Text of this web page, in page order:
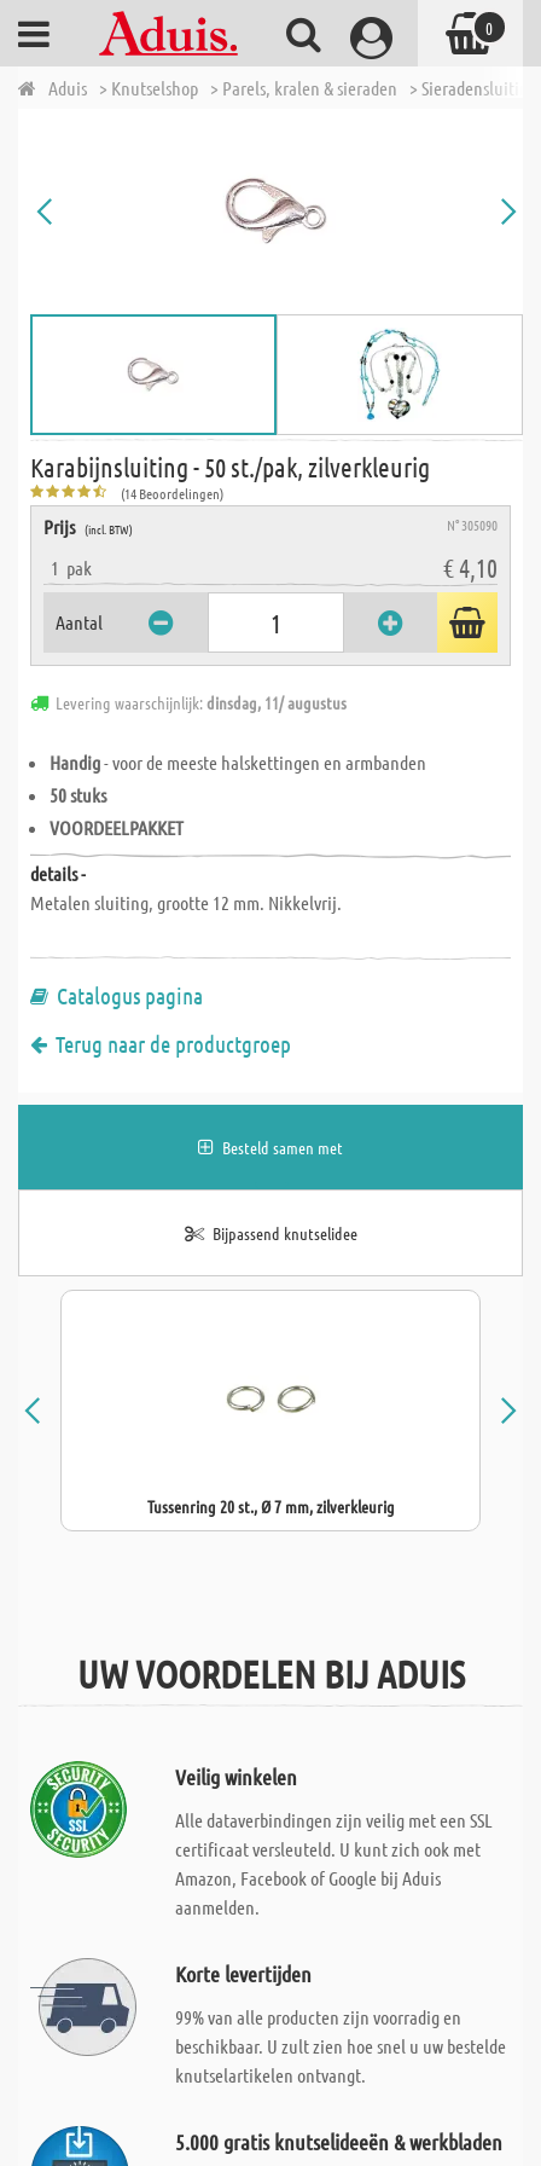
Aduis > Knutselshop > Parels, kralen & sieraden >
Karabijnsluiting - 50 st./pak, zilverkleurig
(14 Beoordelingen)
Prijs (incl. BTW) N° 305090
1 pak € 4,10
Aantal
Levering waarschijnlijk:dinsdag, 11/ augustus
Handig- voor de meeste halskettingen en armbanden
50 stuks
VOORDEELPAKKET
details -
Metalen sluiting, grootte 12 mm. Nikkelvrij.
Catalogus pagina
Terug naar de productgroep
Besteld samen met
Bijpassend knutselidee
Tussenring 20 st., Ø 7 mm, zilverkleurig
UW VOORDELEN BIJ ADUIS
Veilig winkelen
Alle dataverbindingen zijn veilig met een SSL
certificaat versleuteld. U kunt zich ook met
Amazon, Facebook of Google bij Aduis
aanmelden.
Korte levertijden
99% van alle producten zijn voorradig en
beschikbaar. U zult zien hoe snel u uw bestelde
knutselartikelen ontvangt.
5.000 gratis knutselideeën & werkbladen
0